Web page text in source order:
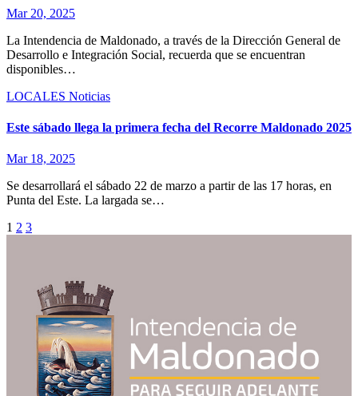
Mar 20, 2025
La Intendencia de Maldonado, a través de la Dirección General de
Desarrollo e Integración Social, recuerda que se encuentran
disponibles…
LOCALES Noticias
Este sábado llega la primera fecha del Recorre Maldonado 2025
Mar 18, 2025
Se desarrollará el sábado 22 de marzo a partir de las 17 horas, en
Punta del Este. La largada se…
Paginación
1 2 3